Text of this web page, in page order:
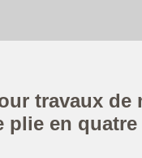
travaux de
plie en